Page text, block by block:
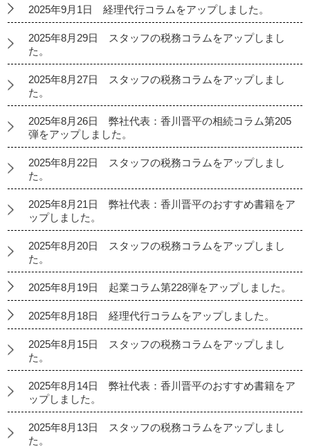
2025年9月1日 経理代行コラムをアップしました。
2025年8月29日 スタッフの税務コラムをアップしまし
た。
2025年8月27日 スタッフの税務コラムをアップしまし
た。
2025年8月26日 弊社代表：香川晋平の相続コラム第205
弾をアップしました。
2025年8月22日 スタッフの税務コラムをアップしまし
た。
2025年8月21日 弊社代表：香川晋平のおすすめ書籍をア
ップしました。
2025年8月20日 スタッフの税務コラムをアップしまし
た。
2025年8月19日 起業コラム第228弾をアップしました。
2025年8月18日 経理代行コラムをアップしました。
2025年8月15日 スタッフの税務コラムをアップしまし
た。
2025年8月14日 弊社代表：香川晋平のおすすめ書籍をア
ップしました。
2025年8月13日 スタッフの税務コラムをアップしまし
た。